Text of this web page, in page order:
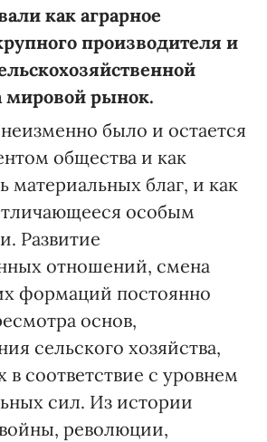
как аграрное
производителя и
мировой рынок.
было и остается
общества и как
материальных благ, и как
особым
Развитие
отношений, смена
формаций постоянно
основ,
сельского хозяйства,
в соответствие с уровнем
сил. Из истории
революции,